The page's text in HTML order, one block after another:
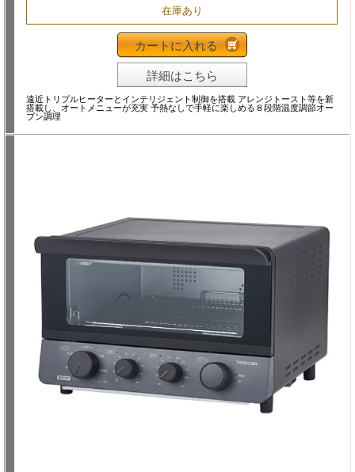
在庫あり
カートに入れる
詳細はこちら
遠近トリプルヒーターとインテリジェント制御を搭載 アレンジトースト等を新
搭載し、オートメニューが充実 予熱なしで手軽に楽しめる８段階温度調節オー
ブン調理